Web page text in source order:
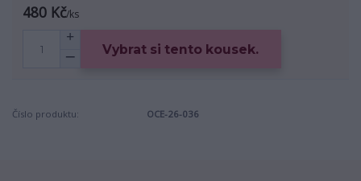
480 Kč/ks
Vybrat si tento kousek.
Číslo produktu: OCE-26-036